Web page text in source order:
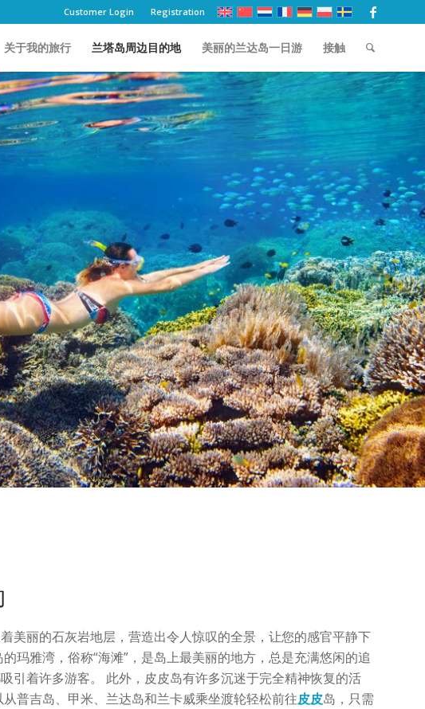
Customer Login Registration
关于我的旅行 兰塔岛周边目的地 美丽的兰达岛一日游 接触
美丽的石灰岩地层，营造出令人惊叹的全景，让您的感官平静下
玛雅湾，俗称“海滩”，是岛上最美丽的地方，总是充满悠闲的追
引着许多游客。 此外，皮皮岛有许多沉迷于完全精神恢复的活
普吉岛、甲米、兰达岛和兰卡威乘坐渡轮轻松前往皮皮岛，只需